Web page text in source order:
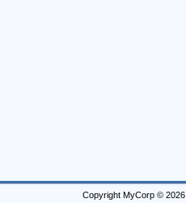
Copyright MyCorp © 2026